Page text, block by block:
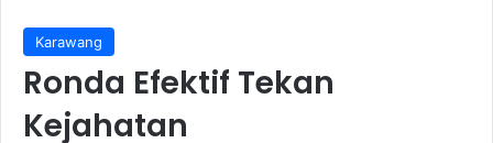
Karawang
Ronda Efektif Tekan
Kejahatan